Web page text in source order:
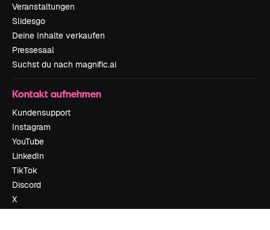
Veranstaltungen
Slidesgo
Deine Inhalte verkaufen
Pressesaal
Suchst du nach magnific.ai
Kontakt aufnehmen
Kundensupport
Instagram
YouTube
LinkedIn
TikTok
Discord
X